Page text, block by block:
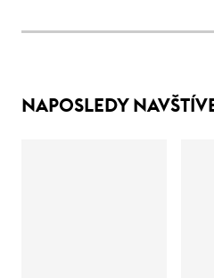
NAPOSLEDY